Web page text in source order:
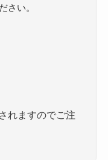
さい。
れますのでご注